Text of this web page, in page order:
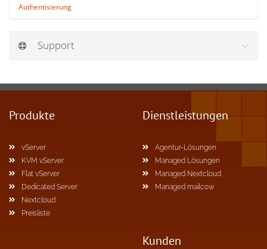
Authentisierung
Support
Produkte
vServer
KVM vServer
Flat vServer
Dedicated Server
Nextcloud
Preisliste
Dienstleistungen
Agentur-Lösungen
Managed Lösungen
Managed Nextcloud
Managed mailcow
Kunden